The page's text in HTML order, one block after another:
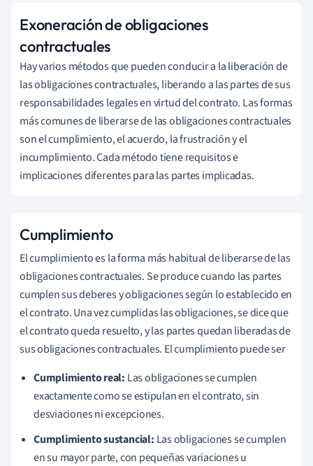
Exoneración de obligaciones
contractuales
Hay varios métodos que pueden conducir a la liberación de
las obligaciones contractuales, liberando a las partes de sus
responsabilidades legales en virtud del contrato. Las formas
más comunes de liberarse de las obligaciones contractuales
son el cumplimiento, el acuerdo, la frustración y el
incumplimiento. Cada método tiene requisitos e
implicaciones diferentes para las partes implicadas.
Cumplimiento
El cumplimiento es la forma más habitual de liberarse de las
obligaciones contractuales. Se produce cuando las partes
cumplen sus deberes y obligaciones según lo establecido en
el contrato. Una vez cumplidas las obligaciones, se dice que
el contrato queda resuelto, y las partes quedan liberadas de
sus obligaciones contractuales. El cumplimiento puede ser
Cumplimiento real: Las obligaciones se cumplen
exactamente como se estipulan en el contrato, sin
desviaciones ni excepciones.
Cumplimiento sustancial: Las obligaciones se cumplen
en su mayor parte, con pequeñas variaciones u